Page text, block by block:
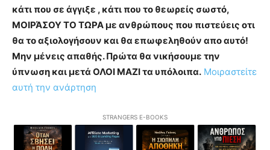
κάτι που σε άγγιξε , κάτι που το θεωρείς σωστό,
ΜΟΙΡΆΣΟΥ ΤΟ ΤΩΡΑ με ανθρώπους που πιστεύεις οτι
θα το αξιολογήσουν και θα επωφεληθούν απο αυτό!
Μην μένεις απαθής. Πρώτα θα νικήσουμε την
ύπνωση και μετά ΟΛΟΙ ΜΑΖΙ τα υπόλοιπα. Μοιραστείτε
αυτή την ανάρτηση
STRANGERS E-BOOKS